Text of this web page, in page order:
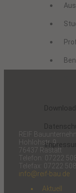
REIF
Hohlohstr. 9
76437 Rastatt
Telefon: 07222
Telefax: 07222
info@reif-bau.de
Aktuell